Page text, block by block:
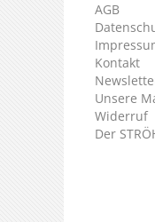
AGB
Kontakt
Unsere
Widerruf
Der